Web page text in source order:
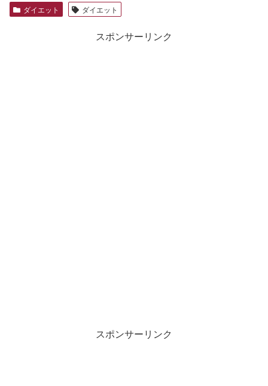
ダイエット ダイエット
スポンサーリンク
スポンサーリンク